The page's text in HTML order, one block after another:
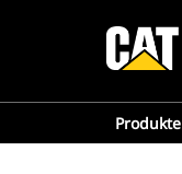
Produkte